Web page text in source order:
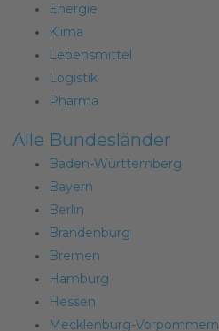
Energie
Klima
Lebensmittel
Logistik
Pharma
Alle Bundesländer
Baden-Württemberg
Bayern
Berlin
Brandenburg
Bremen
Hamburg
Hessen
Mecklenburg-Vorpommern